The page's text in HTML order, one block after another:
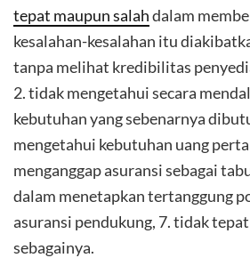
tepat maupun salahdalam
kesalahan-kesalahan itu
tanpa melihat kredibilitas
2. tidak mengetahui secara
kebutuhan yang sebenarnya
mengetahui kebutuhan uang
menganggap asuransi sebagai
dalam menetapkan tertanggung
asuransi pendukung, 7. tidak
sebagainya.